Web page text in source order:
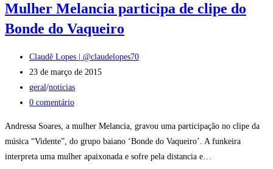
Mulher Melancia participa de clipe do
Bonde do Vaqueiro
Autor
do
post:
Claudê Lopes | @claudelopes70
Post
publicado:
23 de março de 2015
Categoria
do
geral/noticias
Comentários
0 comentário
Andressa Soares, a mulher Melancia, gravou uma participação no clipe da
música “Vidente”, do grupo baiano ‘Bonde do Vaqueiro’. A funkeira
interpreta uma mulher apaixonada e sofre pela distancia e…